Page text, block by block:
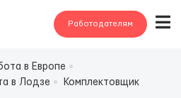
Работодателям
в Европе
в Лодзе Комплектовщик